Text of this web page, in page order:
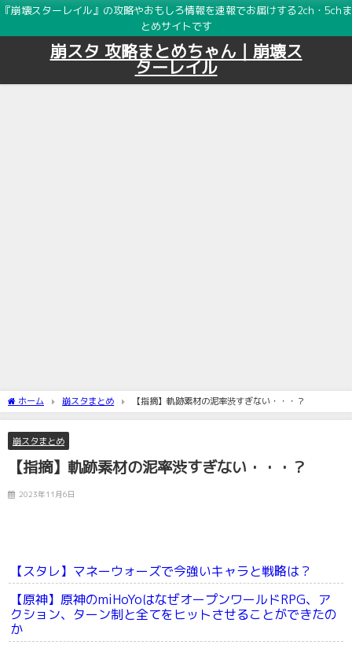
『崩壊スターレイル』の攻略やおもしろ情報を速報でお届けする2ch・5chま
とめサイトです
崩スタ 攻略まとめちゃん｜崩壊ス
ターレイル
ホーム 崩スタまとめ 【指摘】軌跡素材の泥率渋すぎない・・・？
崩スタまとめ
【指摘】軌跡素材の泥率渋すぎない・・・？
2023年11月6日
【スタレ】マネーウォーズで今強いキャラと戦略は？
【原神】原神のmiHoYoはなぜオープンワールドRPG、ア
クション、ターン制と全てをヒットさせることができたの
か